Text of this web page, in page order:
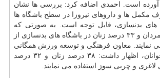
آورده است. احمدی اضافه کرد: بررسی ها نشان
ها و داروهای نیروزا در سطح باشگاه ها
بدنسازی، قابل توجه است. به صورتی که
بیشتر از ۷۶ درصد مردان و ۳۳ درصد زنان در باشگاه های بدنسازی از
نمایند. معاون فرهنگی و توسعه ورزش همگانی
وزارت ورزش و جوانان، اظهار داشت: ۳۸ درصد زنان و ۳۲ درصد
و چربی سوز استفاده می نمایند.